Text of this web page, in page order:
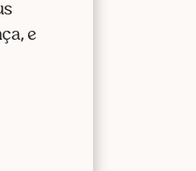
cima
ou e